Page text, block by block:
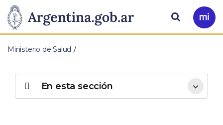
Presidencia
de
Nación
Pasar al contenido principal
Ir
a
Buscar
Ministerio de Salud
En esta sección